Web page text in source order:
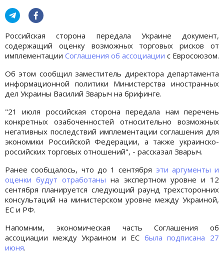
Российская сторона передала Украине документ,
содержащий оценку возможных торговых рисков от
имплементации Соглашения об ассоциации с Евросоюзом.
Об этом сообщил заместитель директора департамента
информационной политики Министерства иностранных
дел Украины Василий Зварыч на брифинге.
"21 июля российская сторона передала нам перечень
конкретных озабоченностей относительно возможных
негативных последствий имплементации соглашения для
экономики Российской Федерации, а также украинско-
российских торговых отношений", - рассказал Зварыч.
Ранее сообщалось, что до 1 сентября эти аргументы и
оценки будут отработаны на экспертном уровне и 12
сентября планируется следующий раунд трехсторонних
консультаций на министерском уровне между Украиной,
ЕС и РФ.
Напомним, экономическая часть Соглашения об
ассоциации между Украином и ЕС была подписана 27
июня.